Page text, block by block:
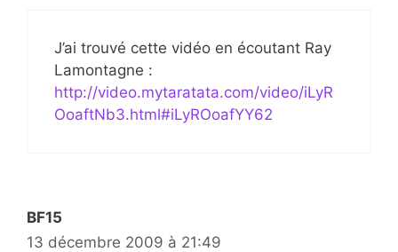
J’ai trouvé cette vidéo en écoutant Ray
Lamontagne :
http://video.mytaratata.com/video/iLyR
OoaftNb3.html#iLyROoafYY62
BF15
13 décembre 2009 à 21:49